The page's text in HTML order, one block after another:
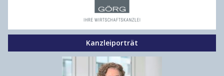
Kanzleiporträt